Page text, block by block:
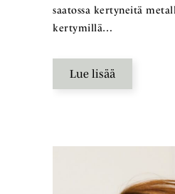
saatossa kertyneitä
kertymillä…
Lue lisää